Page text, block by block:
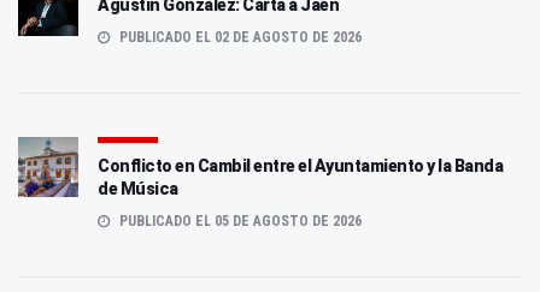
Agustín González: Carta a Jaén
PUBLICADO EL 02 DE AGOSTO DE 2026
Conflicto en Cambil entre el Ayuntamiento y la Banda
de Música
PUBLICADO EL 05 DE AGOSTO DE 2026